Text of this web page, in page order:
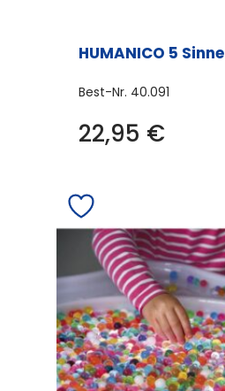
HUMANICO 5 Sinne
Best-Nr. 40.091
22,95 €